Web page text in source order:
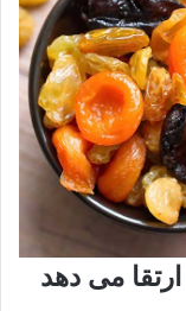
می دهد